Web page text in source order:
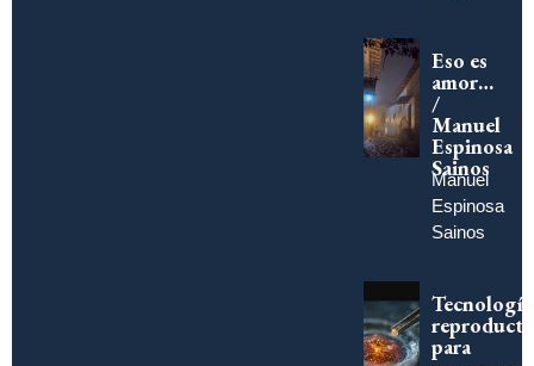
Eso es
amor…
/
Manuel
Espinosa
Sainos
Manuel
Espinosa
Sainos
para